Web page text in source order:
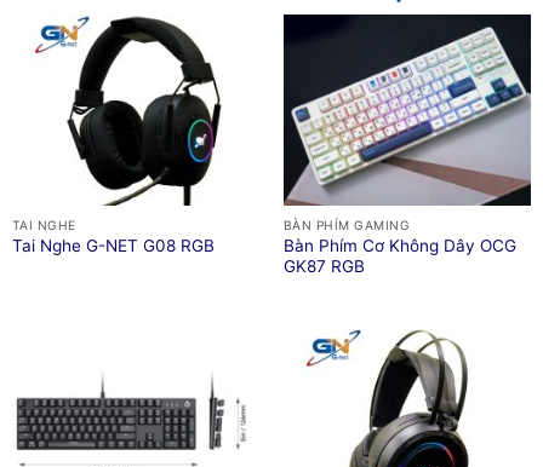
TAI NGHE
Tai Nghe G-NET G08 RGB
BÀN PHÍM GAMING
Bàn Phím Cơ Không Dây OCG
GK87 RGB